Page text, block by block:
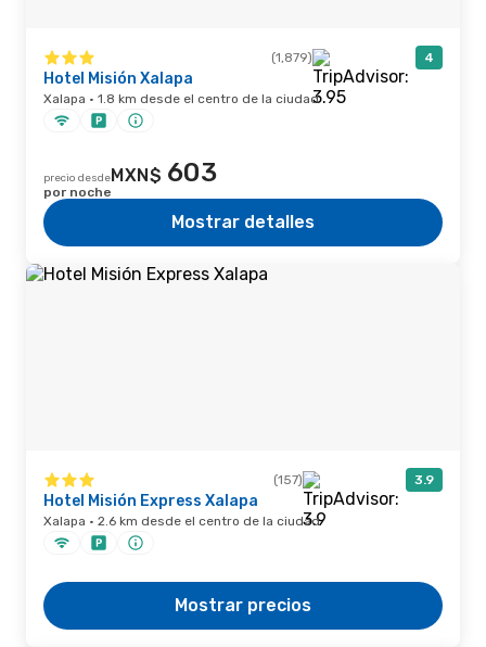
(1,879) 4
Hotel Misión Xalapa
Xalapa · 1.8 km desde el centro de la ciudad
precio desdeMXN$ 603
por noche
Mostrar detalles
(157) 3.9
Hotel Misión Express Xalapa
Xalapa · 2.6 km desde el centro de la ciudad
Mostrar precios